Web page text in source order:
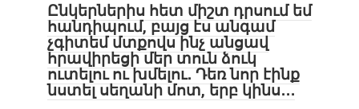
Ընկերներիս հետ միշտ դրսում եմ
հանդիպում, բայց էս անգամ
չգիտեմ մտքովս ինչ անցավ
հրավիրեցի մեր տուն ձուկ
ուտելու ու խմելու․ Դեռ նոր էինք
նստել սեղանի մոտ, երբ կինս․․․